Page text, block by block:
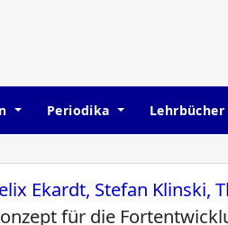
Periodika Lehrbücher
Ekardt, Stefan Klinski,
für die